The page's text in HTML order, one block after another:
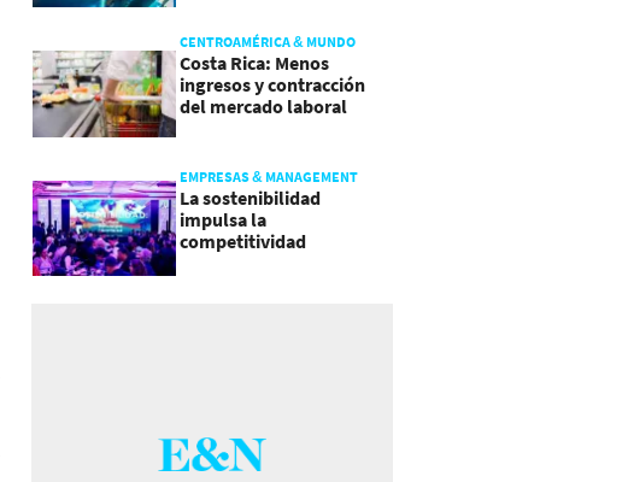
CENTROAMÉRICA & MUNDO
Costa Rica: Menos
ingresos y contracción
del mercado laboral
EMPRESAS & MANAGEMENT
La sostenibilidad
impulsa la
competitividad